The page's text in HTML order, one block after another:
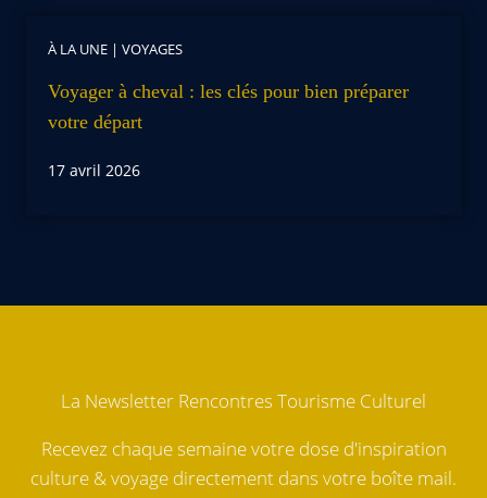
À LA UNE | VOYAGES
Voyager à cheval : les clés pour bien préparer
votre départ
17 avril 2026
La Newsletter Rencontres Tourisme Culturel
Recevez chaque semaine votre dose d'inspiration
culture & voyage directement dans votre boîte mail.